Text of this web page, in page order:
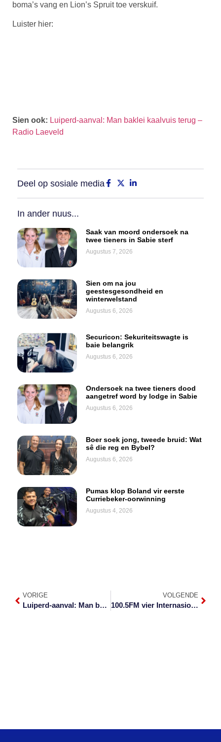
boma’s vang en Lion’s Spruit toe verskuif.
Luister hier:
Sien ook: Luiperd-aanval: Man baklei kaalvuis terug –
Radio Laeveld
Deel op sosiale media
In ander nuus...
Saak van moord ondersoek na
twee tieners in Sabie sterf
Augustus 7, 2026
Sien om na jou
geestesgesondheid en
winterwelstand
Augustus 6, 2026
Securicon: Sekuriteitswagte is
baie belangrik
Augustus 6, 2026
Ondersoek na twee tieners dood
aangetref word by lodge in Sabie
Augustus 6, 2026
Boer soek jong, tweede bruid: Wat
sê die reg en Bybel?
Augustus 6, 2026
Pumas klop Boland vir eerste
Curriebeker-oorwinning
Augustus 4, 2026
VORIGE
Luiperd-aanval: Man baklei kaalvuis terug
VOLGENDE
100.5FM vier Internasionale Teaterdag só